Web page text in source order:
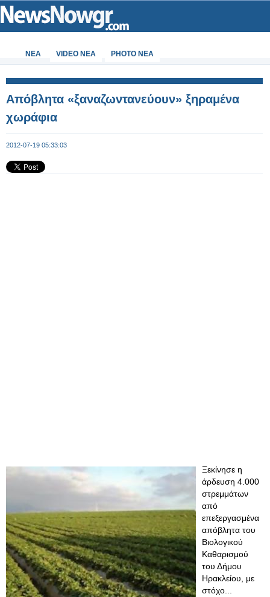
ΝΕΑ VIDEO NEA PHOTO NEA
Απόβλητα «ξαναζωντανεύουν» ξηραμένα
χωράφια
2012-07-19 05:33:03
Ξεκίνησε η
άρδευση 4.000
στρεμμάτων
από
επεξεργασμένα
απόβλητα του
Βιολογικού
Καθαρισμού
του Δήμου
Ηρακλείου, με
στόχο...